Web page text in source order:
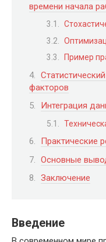
времени начала
Пример
факторов
Интеграция
Практические
Основные
Заключение
Введение